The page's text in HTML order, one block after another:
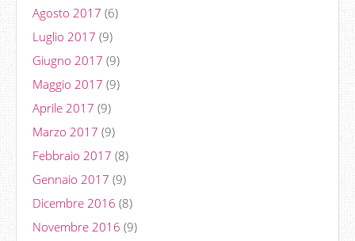
Agosto 2017 (6)
Luglio 2017 (9)
Giugno 2017 (9)
Maggio 2017 (9)
Aprile 2017 (9)
Marzo 2017 (9)
Febbraio 2017 (8)
Gennaio 2017 (9)
Dicembre 2016 (8)
Novembre 2016 (9)